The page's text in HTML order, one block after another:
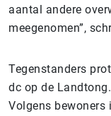
aantal andere
meegenomen”,
Tegenstanders
dc op de
Volgens bewoners